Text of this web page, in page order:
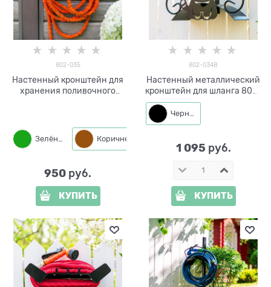
802-035
Настенный кронштейн для
хранения поливочного
Зелёный
950 руб.
КУПИТЬ
802-034B
Настенный металлический
кронштейн для шланга 802-
034
Черный
1 095 руб.
КУПИТЬ